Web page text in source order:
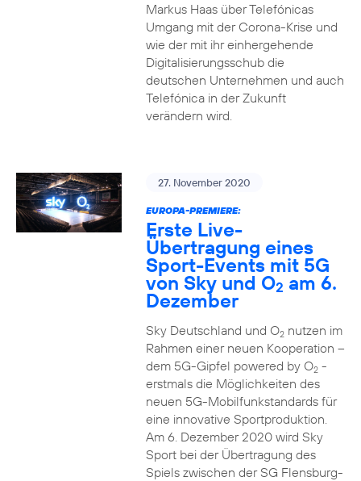
Markus Haas über Telefónicas
Umgang mit der Corona-Krise und
wie der mit ihr einhergehende
Digitalisierungsschub die
deutschen Unternehmen und auch
Telefónica in der Zukunft
verändern wird.
27. November 2020
EUROPA-PREMIERE:
Erste Live-
Übertragung eines
Sport-Events mit 5G
von Sky und O2 am 6.
Dezember
Sky Deutschland und O2nutzen im
Rahmen einer neuen Kooperation –
dem 5G-Gipfel powered by O2-
erstmals die Möglichkeiten des
neuen 5G-Mobilfunkstandards für
eine innovative Sportproduktion.
Am 6. Dezember 2020 wird Sky
Sport bei der Übertragung des
Spiels zwischen der SG Flensburg-